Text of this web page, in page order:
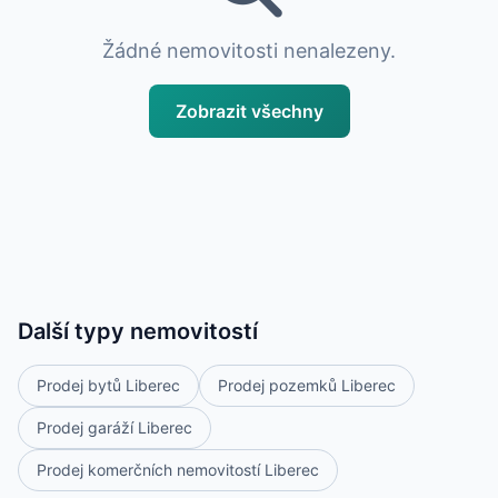
Žádné nemovitosti nenalezeny.
Zobrazit všechny
Další typy nemovitostí
Prodej bytů Liberec Prodej pozemků Liberec
Prodej garáží Liberec
Prodej komerčních nemovitostí Liberec